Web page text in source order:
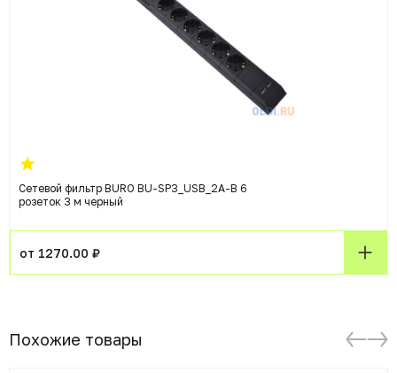
Сетевой фильтр BURO BU-SP3_USB_2A-B 6
розеток 3 м черный
от 1270.00 ₽
Похожие товары